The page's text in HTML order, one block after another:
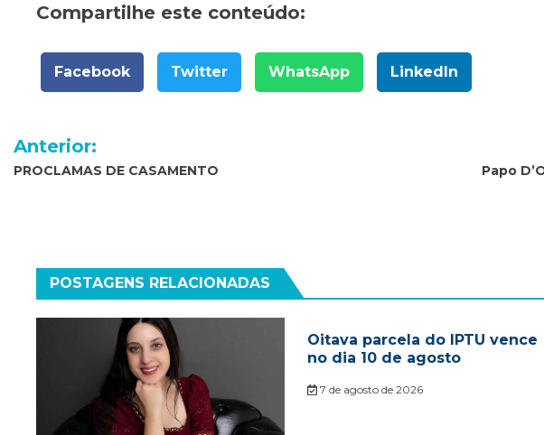
Compartilhe este conteúdo:
Facebook Twitter WhatsApp LinkedIn
Navegação
de
Anterior:
PROCLAMAS DE CASAMENTO
Papo
POSTAGENS RELACIONADAS
Oitava parcela do IPTU vence
no dia 10 de agosto
7 de agosto de 2026